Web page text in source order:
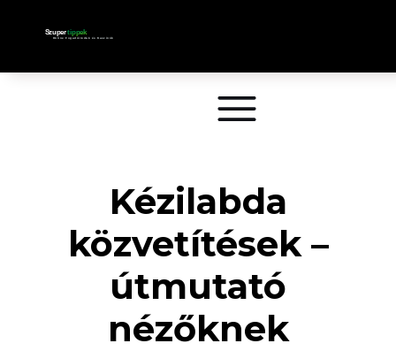
Kézilabda
közvetítések –
útmutató
nézőknek